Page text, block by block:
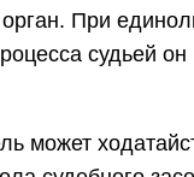
При
судьей он
может